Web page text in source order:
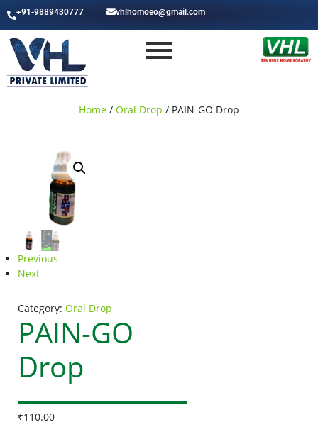
+91-9889430777 vhlhomoeo@gmail.com
Home / Oral Drop / PAIN-GO Drop
Previous
Next
Category: Oral Drop
PAIN-GO
Drop
₹110.00